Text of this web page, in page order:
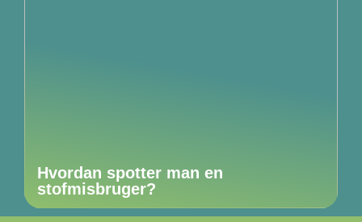
Hvordan spotter man en
stofmisbruger?